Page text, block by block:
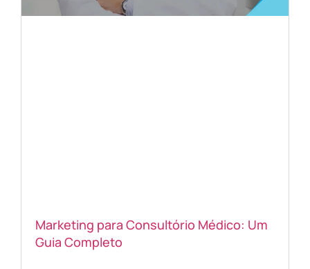
Marketing para Consultório Médico: Um
Guia Completo